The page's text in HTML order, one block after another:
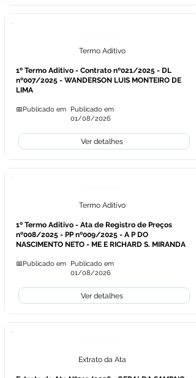
Termo Aditivo
1º Termo Aditivo - Contrato nº021/2025 - DL
nº007/2025 - WANDERSON LUIS MONTEIRO DE
LIMA
📅Publicado em
Publicado em
01/08/2026
Ver detalhes
Termo Aditivo
1º Termo Aditivo - Ata de Registro de Preços
nº008/2025 - PP nº009/2025 - A P DO
NASCIMENTO NETO - ME E RICHARD S. MIRANDA
📅Publicado em
Publicado em
01/08/2026
Ver detalhes
Extrato da Ata